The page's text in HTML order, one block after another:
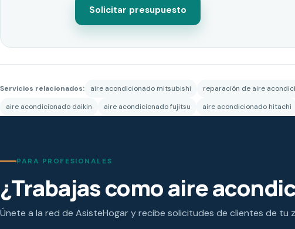
Solicitar presupuesto
Servicios relacionados: aire acondicionado mitsubishi reparación de aire
aire acondicionado daikin
aire acondicionado fujitsu aire acondicionado hitachi
PARA PROFESIONALES
¿Trabajas como aire
Únete a la red de AsisteHogar y recibe solicitudes de clientes de tu